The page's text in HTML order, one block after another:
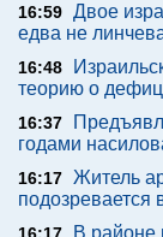
16:59 Двое
едва не
16:48
теорию о
16:37
годами
16:17 Житель
подозревается
В районе